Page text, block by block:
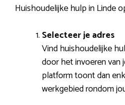
Huishoudelijke hulp in Linde
Selecteer je adres
Vind huishoudelijke
door het invoeren
platform toont dan
werkgebied rondom